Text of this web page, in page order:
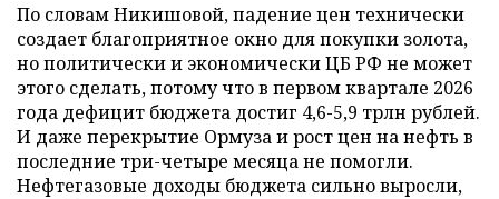
По словам Никишовой, падение цен технически
создает благоприятное окно для покупки золота,
но политически и экономически ЦБ РФ не может
этого сделать, потому что в первом квартале 2026
года дефицит бюджета достиг 4,6-5,9 трлн рублей.
И даже перекрытие Ормуза и рост цен на нефть в
последние три-четыре месяца не помогли.
Нефтегазовые доходы бюджета сильно выросли,